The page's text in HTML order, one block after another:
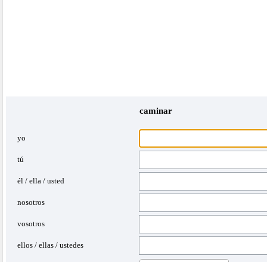
caminar
yo
tú
él / ella / usted
nosotros
vosotros
ellos / ellas / ustedes